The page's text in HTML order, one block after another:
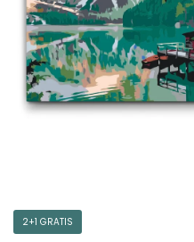
2+1 GRATIS